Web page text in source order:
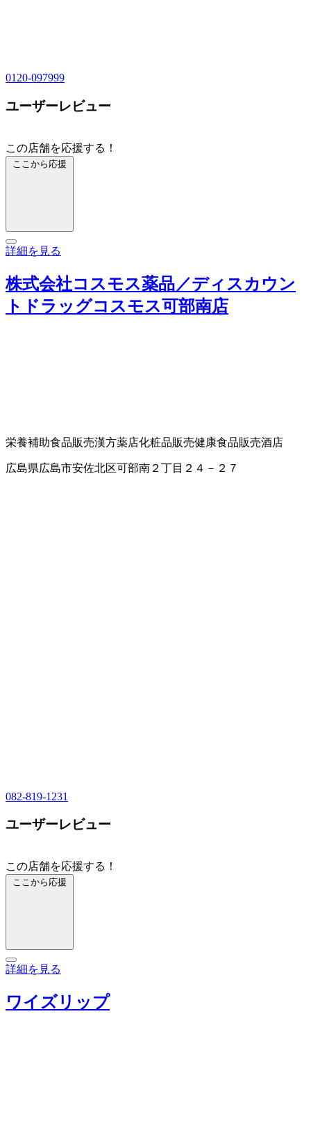
0120-097999
ユーザーレビュー
この店舗を応援する！
ここから応援
詳細を見る
株式会社コスモス薬品／ディスカウン
トドラッグコスモス可部南店
栄養補助食品販売漢方薬店化粧品販売健康食品販売酒店
広島県広島市安佐北区可部南２丁目２４－２７
082-819-1231
ユーザーレビュー
この店舗を応援する！
ここから応援
詳細を見る
ワイズリップ